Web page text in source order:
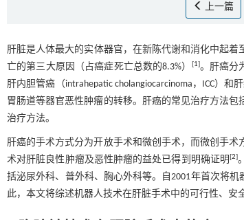
上一篇
肝脏是人体最大的实体器官，在新陈代谢和消化中起
亡的第三大原因（占癌症死亡总数的8.3%）
[1]。肝癌分
肝内胆管癌（intrahepatic cholangiocarcinoma，ICC）和
胃肠道等器官恶性肿瘤的转移。肝癌的常见治疗方法
治疗方法。
肝癌的手术方式分为开放手术和微创手术，而微创手
术对肝脏良性肿瘤及恶性肿瘤的益处已得到明确证明 [2]
括泌尿外科、普外科、胸心外科等。自2001年首次将机
此，本文将综述机器人技术在肝脏手术中的可行性、安